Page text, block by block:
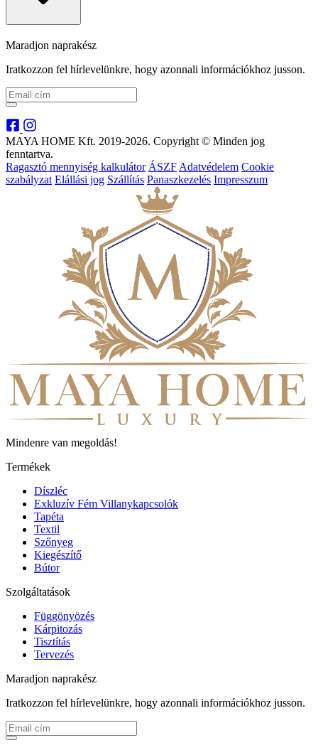
Maradjon naprakész
Iratkozzon fel hírlevelünkre, hogy azonnali információkhoz jusson.
MAYA HOME Kft. 2019-2026. Copyright © Minden jog
fenntartva.
Ragasztó mennyiség kalkulátor ÁSZF Adatvédelem Cookie
szabályzat Elállási jog Szállítás Panaszkezelés Impresszum
Mindenre van megoldás!
Termékek
Díszléc
Exkluzív Fém Villanykapcsolók
Tapéta
Textil
Szőnyeg
Kiegészítő
Bútor
Szolgáltatások
Függönyözés
Kárpitozás
Tisztítás
Tervezés
Maradjon naprakész
Iratkozzon fel hírlevelünkre, hogy azonnali információkhoz jusson.